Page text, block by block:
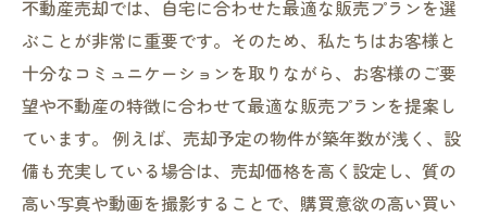
不動産売却では、自宅に合わせた最適な販売プランを選
ぶことが非常に重要です。そのため、私たちはお客様と
十分なコミュニケーションを取りながら、お客様のご要
望や不動産の特徴に合わせて最適な販売プランを提案し
ています。 例えば、売却予定の物件が築年数が浅く、設
備も充実している場合は、売却価格を高く設定し、質の
高い写真や動画を撮影することで、購買意欲の高い買い